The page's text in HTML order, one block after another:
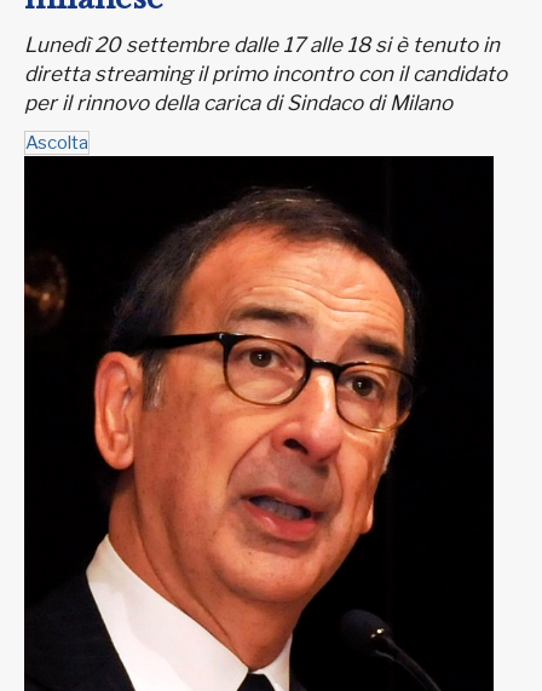
Lunedì 20 settembre dalle 17 alle 18 si è tenuto in
diretta streaming il primo incontro con il candidato
per il rinnovo della carica di Sindaco di Milano
Ascolta